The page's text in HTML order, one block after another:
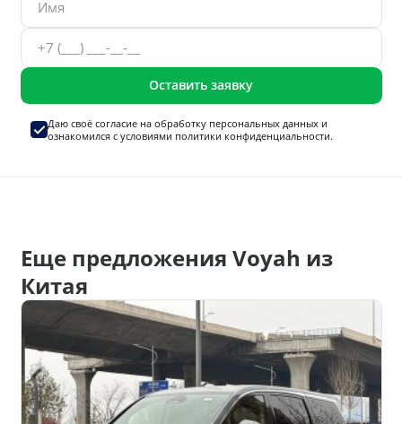
Оставить заявку
Даю своё согласие на обработку персональных данныхи
ознакомился с условиями политики конфиденциальности.
Еще предложения Voyah из
Китая